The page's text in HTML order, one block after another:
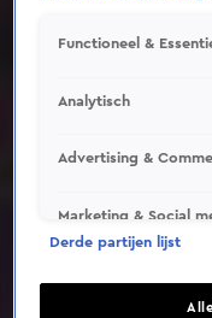
Deze video is niet
Functioneel &
Analytisch
Advertising &
Marketing & Social
Derde partijen lijst